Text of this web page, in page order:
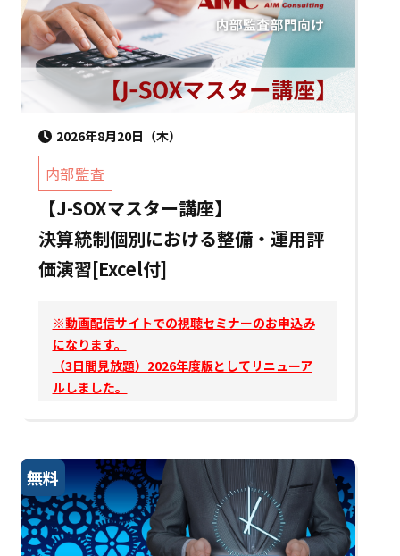
2026年8月20日（木）
内部監査
【J-SOXマスター講座】
決算統制個別における整備・運用評
価演習[Excel付]
※動画配信サイトでの視聴セミナーのお申込み
になります。
（3日間見放題）2026年度版としてリニューア
ルしました。
無料